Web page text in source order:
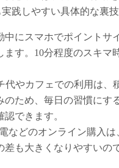
践しやすい具体的な裏技
中にスマホでポイント
す。10分程度のスキ
代やカフェでの利用は、
ため、毎日の習慣にす
できます。
などのオンライン購入
差も大きくなりやすい